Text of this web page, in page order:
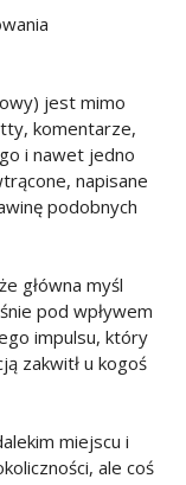
jest mimo
komentarze,
i nawet jedno
napisane
podobnych
główna myśl
pod wpływem
impulsu, który
zakwitł u kogoś
miejscu i
ale coś